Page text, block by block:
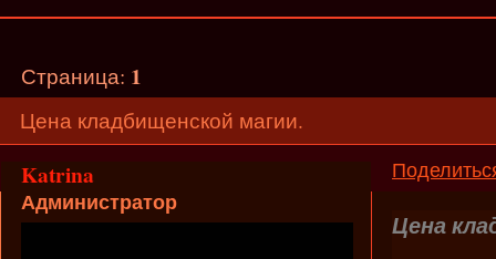
Цена кладбищенской магии.
Страница: 1
Katrina
Администратор
Цена